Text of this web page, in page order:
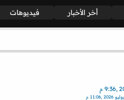
أخر الأخبار فيديوهات